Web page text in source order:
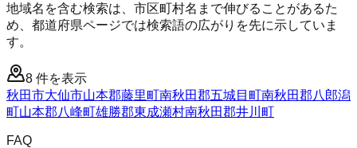
地域名を含む検索は、市区町村名まで伸びることがあるた
め、都道府県ページでは検索語の広がりを先に示していま
す。
8 件を表示
秋田市大仙市山本郡藤里町南秋田郡五城目町南秋田郡八郎潟
町山本郡八峰町雄勝郡東成瀬村南秋田郡井川町
FAQ